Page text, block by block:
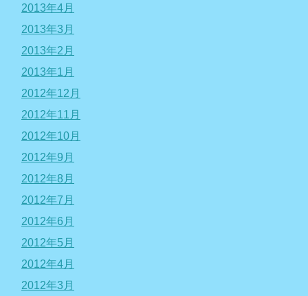
2013年4月
2013年3月
2013年2月
2013年1月
2012年12月
2012年11月
2012年10月
2012年9月
2012年8月
2012年7月
2012年6月
2012年5月
2012年4月
2012年3月